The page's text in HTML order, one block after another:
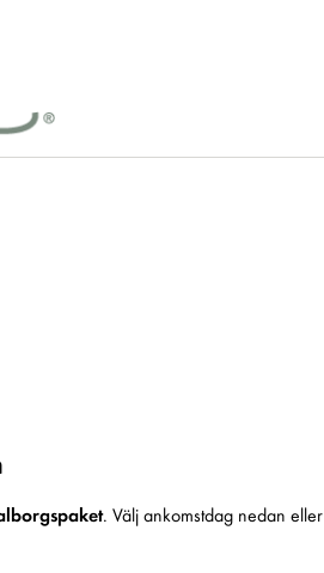
. Välj ankomstdag nedan eller